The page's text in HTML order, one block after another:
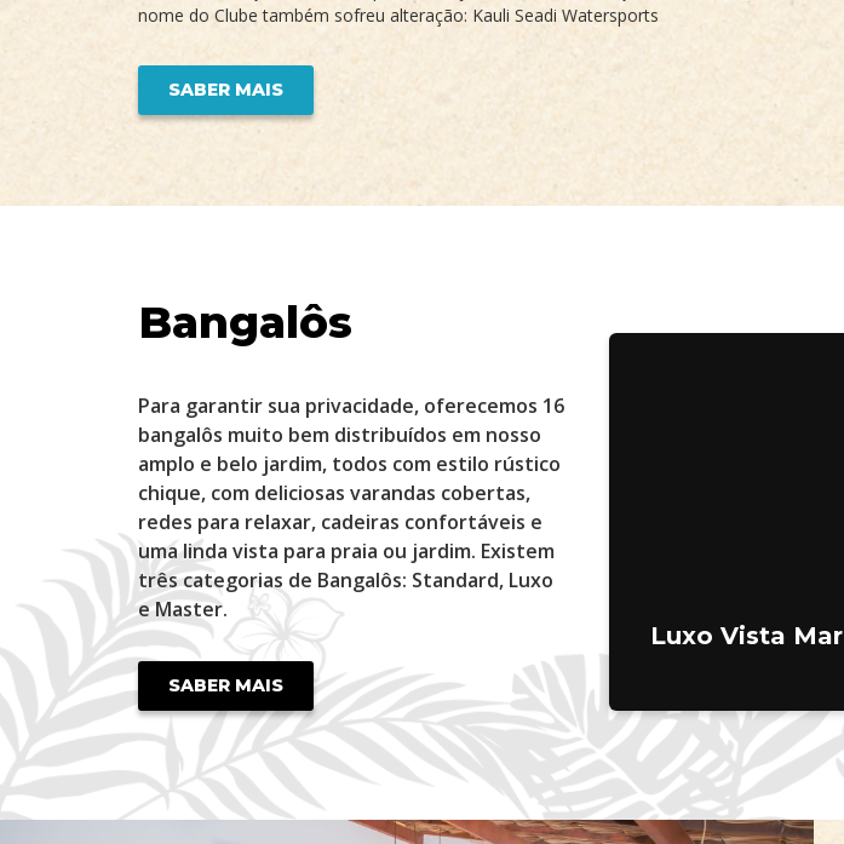
nome do Clube também sofreu alteração: Kauli Seadi Watersports
SABER MAIS
Bangalôs
Para garantir sua privacidade, oferecemos 16
bangalôs muito bem distribuídos em nosso
amplo e belo jardim, todos com estilo rústico
chique, com deliciosas varandas cobertas,
redes para relaxar, cadeiras confortáveis e
uma linda vista para praia ou jardim. Existem
três categorias de Bangalôs: Standard, Luxo
e Master.
SABER MAIS
Luxo Vista Mar